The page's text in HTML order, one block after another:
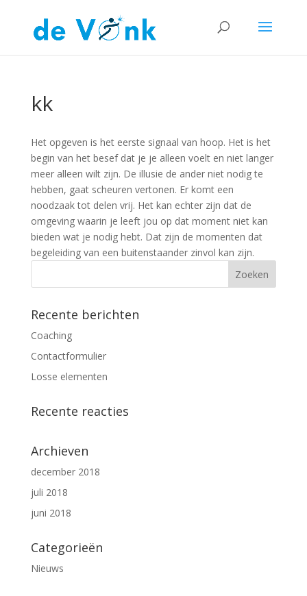
kk
Het opgeven is het eerste signaal van hoop. Het is het
begin van het besef dat je je alleen voelt en niet langer
meer alleen wilt zijn. De illusie de ander niet nodig te
hebben, gaat scheuren vertonen. Er komt een
noodzaak tot delen vrij. Het kan echter zijn dat de
omgeving waarin je leeft jou op dat moment niet kan
bieden wat je nodig hebt. Dat zijn de momenten dat
begeleiding van een buitenstaander zinvol kan zijn.
Recente berichten
Coaching
Contactformulier
Losse elementen
Recente reacties
Archieven
december 2018
juli 2018
juni 2018
Categorieën
Nieuws